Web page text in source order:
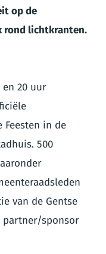
op de
rond lichtkranten.
en 20 uur
Feesten in de
500
van de Gentse
partner/sponsor